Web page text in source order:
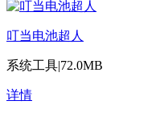
叮当电池超人
系统工具|72.0MB
详情